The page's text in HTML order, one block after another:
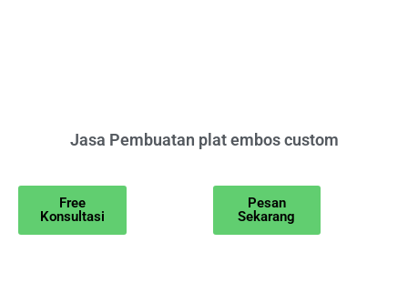
Jasa Pembuatan plat embos custom
Free
Konsultasi
Pesan
Sekarang